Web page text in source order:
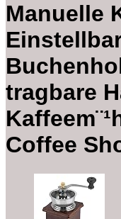
Manuelle
tragbare
Coffee